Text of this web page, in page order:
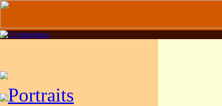
Portraits